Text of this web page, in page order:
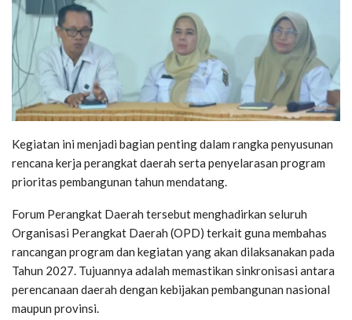
Kegiatan ini menjadi bagian penting dalam rangka penyusunan
rencana kerja perangkat daerah serta penyelarasan program
prioritas pembangunan tahun mendatang.
Forum Perangkat Daerah tersebut menghadirkan seluruh
Organisasi Perangkat Daerah (OPD) terkait guna membahas
rancangan program dan kegiatan yang akan dilaksanakan pada
Tahun 2027. Tujuannya adalah memastikan sinkronisasi antara
perencanaan daerah dengan kebijakan pembangunan nasional
maupun provinsi.